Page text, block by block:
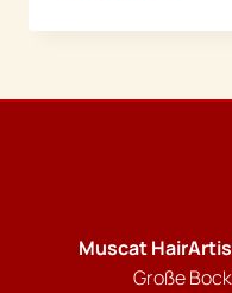
Muscat
Große